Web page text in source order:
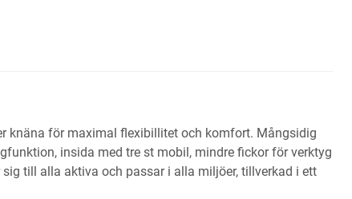
knäna för maximal flexibillitet och komfort. Mångsidig
insida med tre st mobil, mindre fickor för verktyg
till alla aktiva och passar i alla miljöer, tillverkad i ett